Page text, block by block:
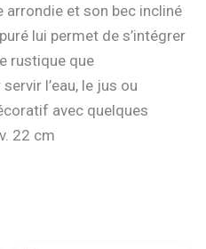
et son bec incliné
lui permet de s’intégrer
rustique que
l’eau, le jus ou
avec quelques
22 cm